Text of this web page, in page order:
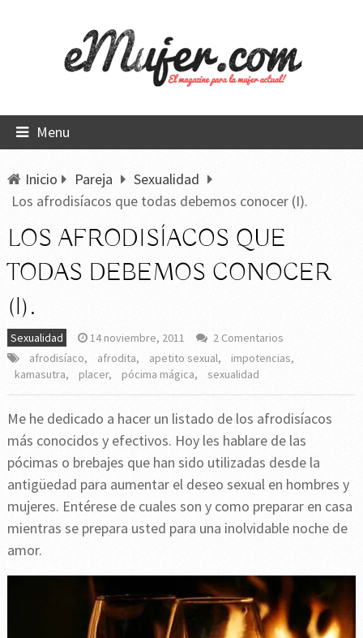
Menu
Inicio Pareja
Sexualidad
Los afrodisíacos que todas debemos conocer (I).
LOS AFRODISÍACOS QUE
TODAS DEBEMOS CONOCER
(I).
Sexualidad 14 noviembre, 2011
2 Comentarios
afrodisíaco, afrodita, apetito sexual, impotencias,
kamasutra, placer, pócima mágica, sexualidad
Me he dedicado a hacer un listado de los afrodisíacos
más conocidos y efectivos. Hoy les hablare de las
pócimas o brebajes que han sido utilizadas desde la
antigüedad para aumentar el deseo sexual en hombres y
mujeres. Entérese de cuales son y como preparar en casa
mientras se prepara usted para una inolvidable noche de
amor.